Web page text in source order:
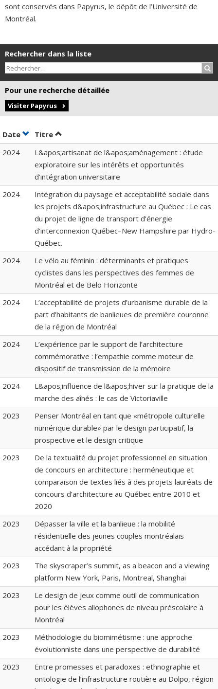
sont conservés dans Papyrus, le dépôt de l’Université de
Montréal.
Rechercher dans la liste
Pour une recherche détaillée
Visiter Papyrus
Date Trier par date en ordre croissant
Titre Trier par titre en ordre croissant
2024
L&apos;artisanat de l&apos;aménagement : étude
exploratoire sur les intérêts et opportunités
d’intégration universitaire
2024
Intégration du paysage et acceptabilité sociale dans
les projets d&apos;infrastructure au Québec : Le cas
du projet de ligne de transport d’énergie
d’interconnexion Québec–New Hampshire par Hydro-
Québec.
2024
Le vélo au féminin : déterminants et pratiques
cyclistes dans les perspectives des femmes de
Montréal et de Belo Horizonte
2024
L’acceptabilité de projets d’urbanisme durable de la
part d’habitants de banlieues de première couronne
de la région de Montréal
2024
L’expérience par le support de l’architecture
commémorative : l’empathie comme moteur de
dispositif de transmission de la mémoire
2024
L&apos;influence de l&apos;hiver sur la pratique de la
marche des aînés : le cas de Victoriaville
2023
Penser Montréal en tant que «métropole culturelle
numérique durable» par le design participatif, la
prospective et le design critique
2023
De la textualité du projet professionnel en situation
de concours en architecture : herméneutique et
comparaison de textes liés à des projets lauréats de
concours d’architecture au Québec entre 2010 et
2020
2023
Dépasser la ville et la banlieue : la mobilité
résidentielle des jeunes couples montréalais
accédant à la propriété
2023
The skyscraper’s summit, as a beacon and a viewing
platform New York, Paris, Montreal, Shanghai
2023
Le design de jeux comme outil de communication
pour les élèves allophones de niveau préscolaire à
Montréal
2023
Méthodologie du biomimétisme : une approche
évolutionniste dans une perspective de durabilité
2023
Entre promesses et paradoxes : ethnographie et
ontologie de l’infrastructure routière au Dolpo, région